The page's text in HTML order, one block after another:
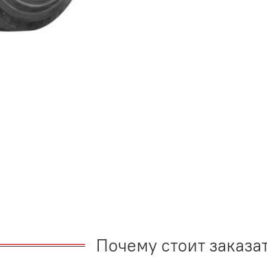
Почему стоит